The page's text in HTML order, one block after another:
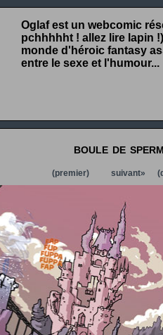
Oglaf est un webcomic
pchhhhht ! allez lire lapin
monde d'héroic fantasy
entre le sexe et l'humour...
boule de
(premier) suivant»